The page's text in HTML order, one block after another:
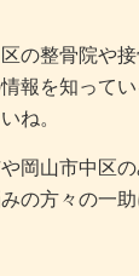
の整骨院や
報を知って
ね。
岡山市中区
の方々の一助